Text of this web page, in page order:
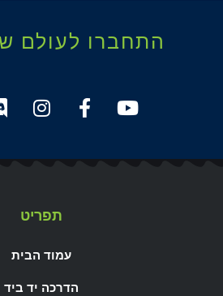
התחברו לעולם
תפריט
עמוד הבית
הדרכה יד ביד